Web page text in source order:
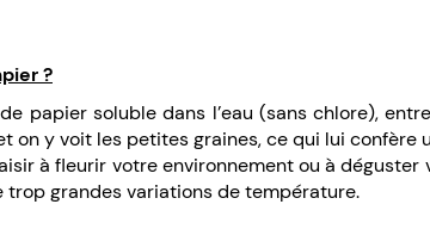
?
papier soluble dans l’eau (sans chlore),
on y voit les petites graines, ce qui lui
à fleurir votre environnement ou à
trop grandes variations de température.